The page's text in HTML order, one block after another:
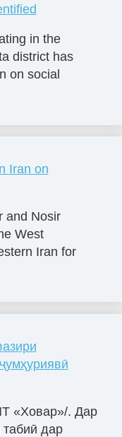
in the
district has
on social
Iran on
and Nosir
West
Iran for
«Ховар»/. Дар
дар